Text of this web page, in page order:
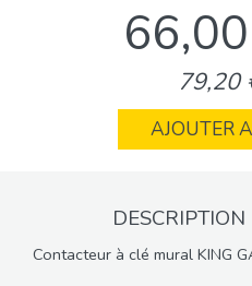
79,20
AJOUTER
Contacteur à clé mural KING